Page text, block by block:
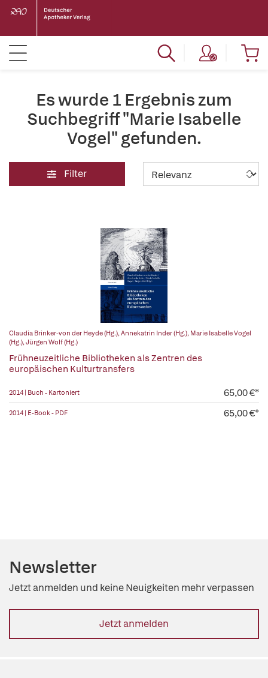
Es wurde 1 Ergebnis zum
Suchbegriff "Marie Isabelle
Vogel" gefunden.
Filter
Claudia Brinker-von der Heyde (Hg.),Annekatrin Inder (Hg.), Marie Isabelle Vogel
(Hg.),Jürgen Wolf (Hg.)
Frühneuzeitliche Bibliotheken als Zentren des
europäischen Kulturtransfers
2014 | Buch - Kartoniert 65,00 €*
2014 | E-Book - PDF 65,00 €*
Newsletter
Jetzt anmelden und keine Neuigkeiten mehr verpassen
Jetzt anmelden